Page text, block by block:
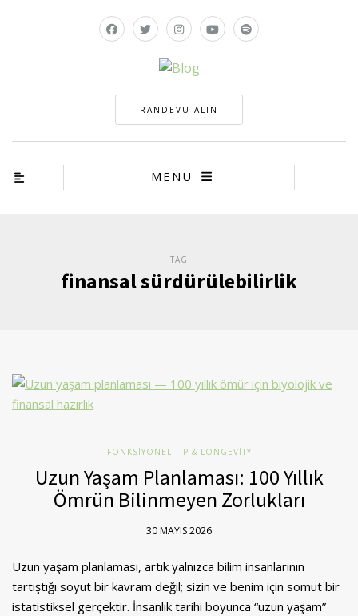
RANDEVU ALIN
MENU
TAG
finansal sürdürülebilirlik
FONKSIYONEL TIP & LONGEVITY
Uzun Yaşam Planlaması: 100 Yıllık
Ömrün Bilinmeyen Zorlukları
30 MAYIS 2026
Uzun yaşam planlaması, artık yalnızca bilim insanlarının
tartıştığı soyut bir kavram değil; sizin ve benim için somut bir
istatistiksel gerçektir. İnsanlık tarihi boyunca “uzun yaşam”